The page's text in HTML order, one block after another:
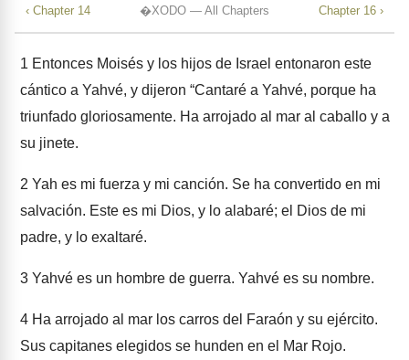
‹ Chapter 14 �XODO — All Chapters Chapter 16 ›
1 Entonces Moisés y los hijos de Israel entonaron este
cántico a Yahvé, y dijeron “Cantaré a Yahvé, porque ha
triunfado gloriosamente. Ha arrojado al mar al caballo y a
su jinete.
2 Yah es mi fuerza y mi canción. Se ha convertido en mi
salvación. Este es mi Dios, y lo alabaré; el Dios de mi
padre, y lo exaltaré.
3 Yahvé es un hombre de guerra. Yahvé es su nombre.
4 Ha arrojado al mar los carros del Faraón y su ejército.
Sus capitanes elegidos se hunden en el Mar Rojo.